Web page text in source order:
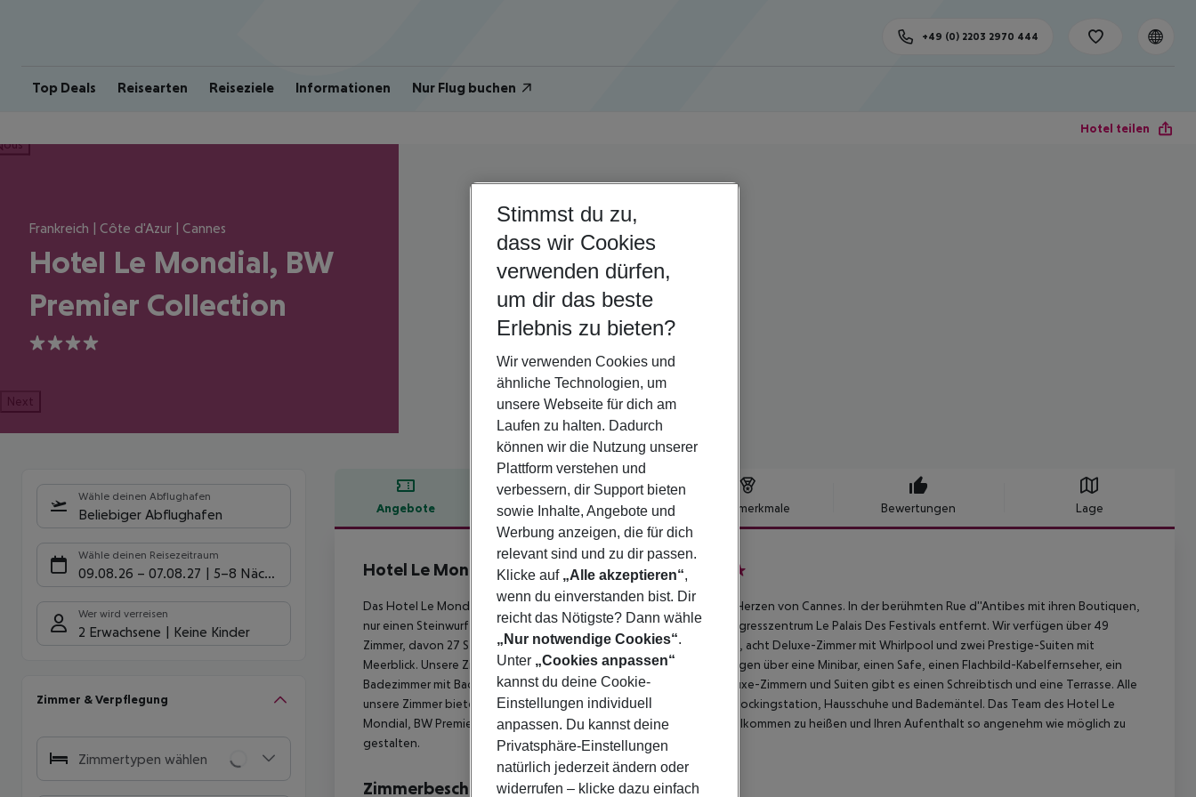
Top Deals Reisearten Reiseziele Informationen Nur Flug buchen
+49 (0) 2203 2970 444
Hotel teilen
Frankreich | Côte d'Azur | Cannes
Hotel Le Mondial, BW
Premier Collection
4
Next
Wähle deinen Abflughafen
Beliebiger Abflughafen
Wähle deinen Reisezeitraum
09.08.26 – 07.08.27 5-8 Nächte
Wer wird verreisen
2 Erwachsene Keine Kinder
Zimmer & Verpflegung
Zimmertypen wählen
Angebote Hotelbeschreibung Hotelmerkmale Bewertungen Lage
Hotelbeschreibung
Hotel Le Mondial, BW Premier Collection
Das Hotel Le Mondial, BW Premier Collection ist ein Designhotel im Herzen von Cannes. In der berühmten Rue d''Antibes mit ihren Boutiquen,
nur einen Steinwurf von den Stränden der La Croisette und dem Kongresszentrum Le Palais Des Festivals entfernt. Wir verfügen über 49
Zimmer, davon 27 Standardzimmer, 12 Superior-Zimmer mit Whirlpool, acht Deluxe-Zimmer mit Whirlpool und zwei Prestige-Suiten mit
Meerblick. Unsere Zimmer sind schallisoliert und klimatisiert und verfügen über eine Minibar, einen Safe, einen Flachbild-Kabelfernseher, ein
Badezimmer mit Badewanne und kostenfreies WLAN. In unseren Deluxe-Zimmern und Suiten gibt es einen Schreibtisch und eine Terrasse. Alle
unsere Zimmer bieten eine Espresso-Kaffeemaschine, eine iPhone-Dockingstation, Hausschuhe und Bademäntel. Das Team des Hotel Le
Mondial, BW Premier Collection steht Ihnen zur Verfügung, um Sie willkommen zu heißen und Ihren Aufenthalt so angenehm wie möglich zu
gestalten.
Zimmerbeschreibung
Stimmst du zu,
dass wir Cookies
verwenden dürfen,
um dir das beste
Erlebnis zu bieten?
Wir verwenden Cookies und
ähnliche Technologien, um
unsere Webseite für dich am
Laufen zu halten. Dadurch
können wir die Nutzung unserer
Plattform verstehen und
verbessern, dir Support bieten
sowie Inhalte, Angebote und
Werbung anzeigen, die für dich
relevant sind und zu dir passen.
Klicke auf „Alle akzeptieren“,
wenn du einverstanden bist. Dir
reicht das Nötigste? Dann wähle
„Nur notwendige Cookies“.
Unter „Cookies anpassen“
kannst du deine Cookie-
Einstellungen individuell
anpassen. Du kannst deine
Privatsphäre-Einstellungen
natürlich jederzeit ändern oder
widerrufen – klicke dazu einfach